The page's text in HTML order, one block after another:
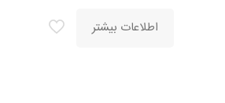
اطلاعات بیشتر